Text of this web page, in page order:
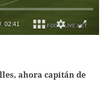
ahora capitán de